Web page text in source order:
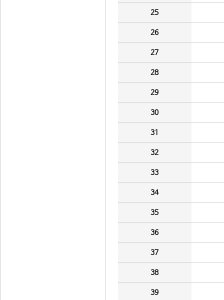
25
26
27
28
29
30
31
32
33
34
35
36
37
38
39